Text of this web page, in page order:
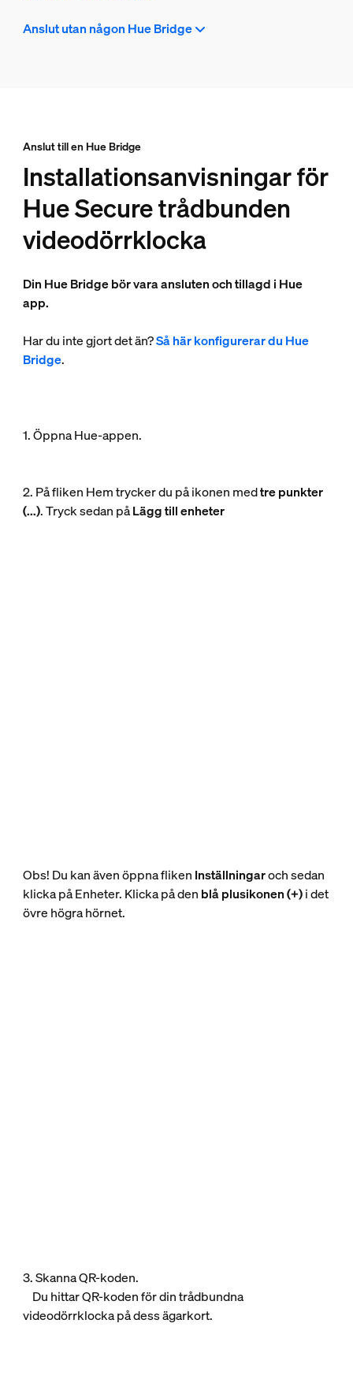
Anslut utan någon Hue Bridge
Anslut till en Hue Bridge
Installationsanvisningar för
Hue Secure trådbunden
videodörrklocka
Din Hue Bridge bör vara ansluten och tillagd i Hue
app.
Har du inte gjort det än?Så här konfigurerar du Hue
Bridge.
1. Öppna Hue-appen.
2. På fliken Hem trycker du på ikonen medtre punkter
(...). Tryck sedan påLägg till enheter
Obs! Du kan även öppna fliken Inställningaroch sedan
klicka på Enheter. Klicka på den blå plusikonen (+)i det
övre högra hörnet.
3. Skanna QR-koden.
Du hittar QR-koden för din trådbundna
videodörrklocka på dess ägarkort.